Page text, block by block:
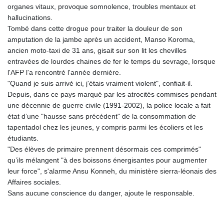
organes vitaux, provoque somnolence, troubles mentaux et
hallucinations.
Tombé dans cette drogue pour traiter la douleur de son
amputation de la jambe après un accident, Manso Koroma,
ancien moto-taxi de 31 ans, gisait sur son lit les chevilles
entravées de lourdes chaines de fer le temps du sevrage, lorsque
l'AFP l'a rencontré l'année dernière.
"Quand je suis arrivé ici, j'étais vraiment violent", confiait-il.
Depuis, dans ce pays marqué par les atrocités commises pendant
une décennie de guerre civile (1991-2002), la police locale a fait
état d’une "hausse sans précédent" de la consommation de
tapentadol chez les jeunes, y compris parmi les écoliers et les
étudiants.
"Des élèves de primaire prennent désormais ces comprimés"
qu’ils mélangent "à des boissons énergisantes pour augmenter
leur force", s'alarme Ansu Konneh, du ministère sierra-léonais des
Affaires sociales.
Sans aucune conscience du danger, ajoute le responsable.